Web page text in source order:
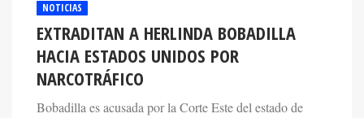
NOTICIAS
EXTRADITAN A HERLINDA BOBADILLA
HACIA ESTADOS UNIDOS POR
NARCOTRÁFICO
Bobadilla es acusada por la Corte Este del estado de